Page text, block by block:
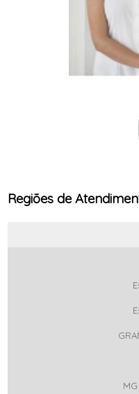
Regiões de